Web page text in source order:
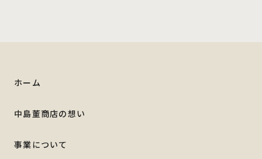
ホーム
中島董商店の想い
事業について